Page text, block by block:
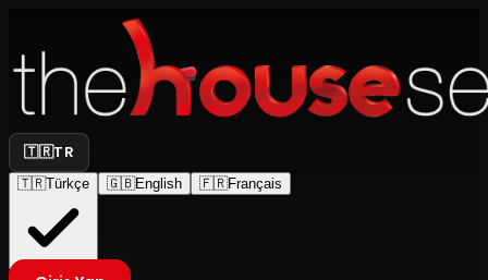
🇹🇷TR
🇹🇷Türkçe 🇬🇧English 🇫🇷Français